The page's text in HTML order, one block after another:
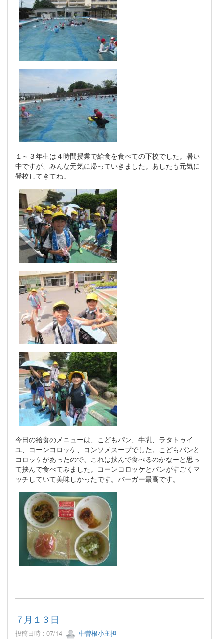
１～３年生は４時間授業で給食を食べての下校でした。暑い
中ですが、みんな元気に帰っていきました。あしたも元気に
登校してきてね。
今日の給食のメニューは、こどもパン、牛乳、ラタトゥイ
ユ、コーンコロッケ、コンソメスープでした。こどもパンと
コロッケがあったので、これは挟んで食べるのかなーと思っ
て挟んで食べてみました。コーンコロッケとパンがすごくマ
ッチしていて美味しかったです。バーガー最高です。
７月１３日
投稿日時 : 07/14 中曽根小主担